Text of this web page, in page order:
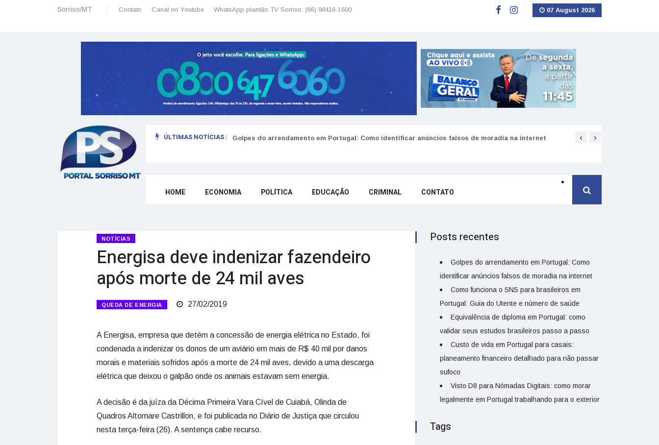
Sorriso/MT Contato Canal no Youtube WhatsApp plantão TV Sorriso: (66) 98416-1600 07 August 2026
ÚLTIMAS NOTÍCIAS :
morar legalmente em Portugal trabalhando para o exterior Golpes do arrendamento em Portugal: Como identificar anúncios falsos de moradia na internet Como funciona o SNS
‹ ›
HOME ECONOMIA POLÍTICA EDUCAÇÃO CRIMINAL CONTATO
NOTÍCIAS
Energisa deve indenizar fazendeiro
após morte de 24 mil aves
QUEDA DE ENERGIA 27/02/2019
A Energisa, empresa que detém a concessão de energia elétrica no Estado, foi
condenada a indenizar os donos de um aviário em mais de R$ 40 mil por danos
morais e materiais sofridos após a morte de 24 mil aves, devido a uma descarga
elétrica que deixou o galpão onde os animais estavam sem energia.
A decisão é da juíza da Décima Primeira Vara Cível de Cuiabá, Olinda de
Quadros Altomare Castrillon, e foi publicada no Diário de Justiça que circulou
nesta terça-feira (26). A sentença cabe recurso.
Posts recentes
Golpes do arrendamento em Portugal: Como
identificar anúncios falsos de moradia na internet
Como funciona o SNS para brasileiros em
Portugal: Guia do Utente e número de saúde
Equivalência de diploma em Portugal: como
validar seus estudos brasileiros passo a passo
Custo de vida em Portugal para casais:
planeamento financeiro detalhado para não passar
sufoco
Visto D8 para Nómadas Digitais: como morar
legalmente em Portugal trabalhando para o exterior
Tags